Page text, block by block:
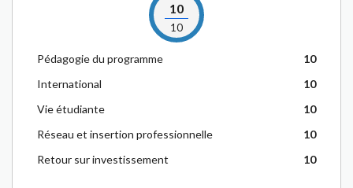
10
10
Pédagogie du programme
10
International
10
Vie étudiante
10
Réseau et insertion professionnelle
10
Retour sur investissement
10